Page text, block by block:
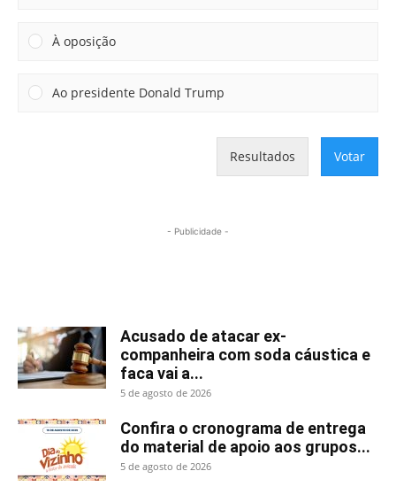
À oposição
Ao presidente Donald Trump
Resultados Votar
- Publicidade -
Acusado de atacar ex-
companheira com soda cáustica e
faca vai a...
5 de agosto de 2026
Confira o cronograma de entrega
do material de apoio aos grupos...
5 de agosto de 2026